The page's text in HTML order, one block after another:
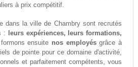
à prix compétitif.
dans la ville de Chambry sont recrutés
:
leurs expériences, leurs formations,
ensuite nos employésgrâce à
de pointe pour ce domaine d'activité,
et parfaitement compétents, vous